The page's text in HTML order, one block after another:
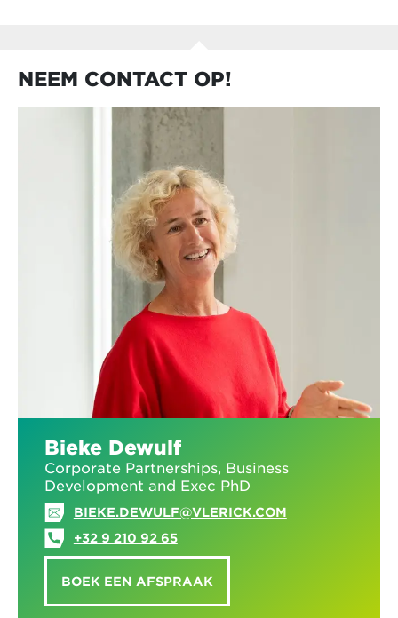
NEEM CONTACT OP!
Bieke Dewulf
Corporate Partnerships, Business
Development and Exec PhD
BIEKE.DEWULF@VLERICK.COM
+32 9 210 92 65
BOEK EEN AFSPRAAK